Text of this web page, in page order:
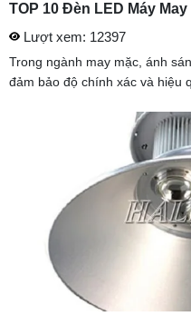
TOP 10 Đèn LED Máy
Lượt xem: 12397
Trong ngành may mặc, ánh
đảm bảo độ chính xác và hiệu